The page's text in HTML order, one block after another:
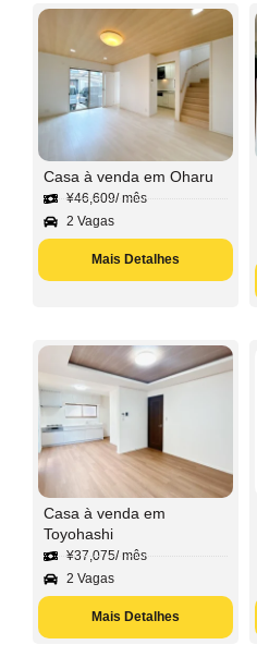
Casa à venda em Oharu
¥46,609/ mês
2 Vagas
Mais Detalhes
Casa à venda em
Toyohashi
¥37,075/ mês
2 Vagas
Mais Detalhes